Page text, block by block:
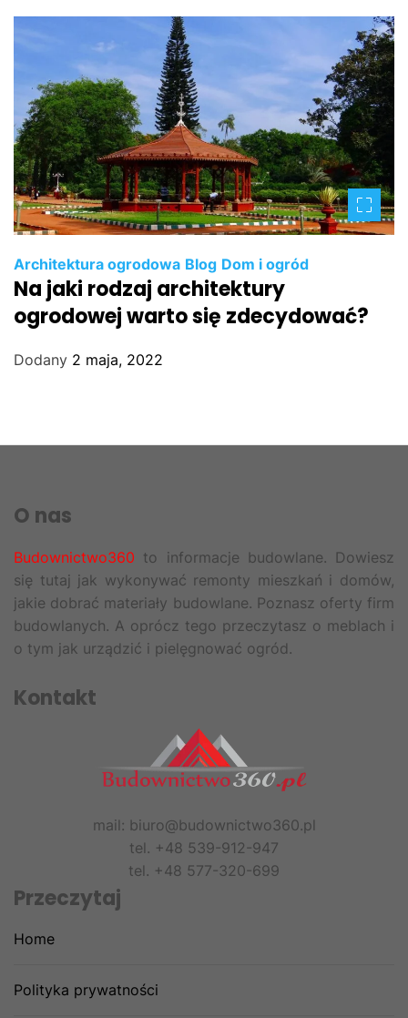
Architektura ogrodowa Blog Dom i ogród
Na jaki rodzaj architektury
ogrodowej warto się zdecydować?
Dodany 2 maja, 2022
O nas
Budownictwo360 to informacje budowlane. Dowiesz
się tutaj jak wykonywać remonty mieszkań i domów,
jakie dobrać materiały budowlane. Poznasz oferty firm
budowlanych. A oprócz tego przeczytasz o meblach i
o tym jak urządzić i pielęgnować ogród.
Kontakt
mail: biuro@budownictwo360.pl
tel. +48 539-912-947
tel. +48 577-320-699
Przeczytaj
Home
Polityka prywatności